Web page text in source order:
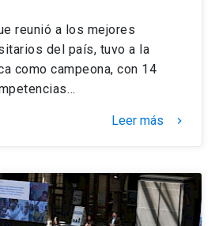
reunió a los mejores
del país, tuvo a la
como campeona, con 14
Leer más keyboard_arrow_right